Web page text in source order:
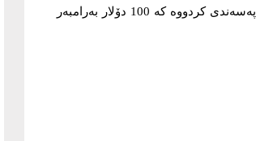
به‌رزی نرخی دۆلار له‌ كاتێكدایه‌ په‌رله‌مان عێراق، له‌ ماده‌ی یه‌كه‌می یاسای بودجه‌دا په‌سه‌ندى كردووە كه‌ 100 دۆلار به‌رامبه‌ر